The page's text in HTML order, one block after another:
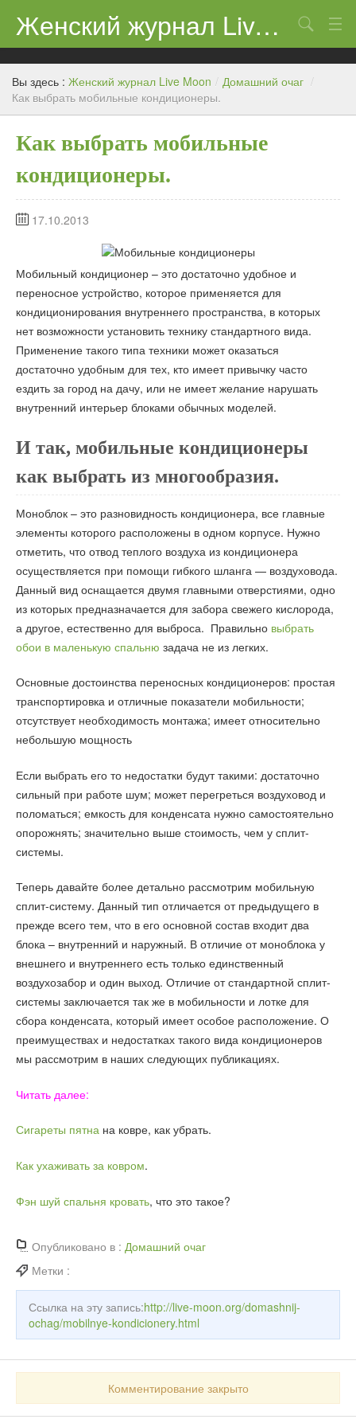
Женский журнал Live Moon
Дети
Домашний очаг
Новости
Поиск
Вы здесь : Женский журнал Live Moon / Домашний очаг /
Как выбрать мобильные кондиционеры.
Как выбрать мобильные
кондиционеры.
17.10.2013
Мобильный кондиционер – это достаточно удобное и
переносное устройство, которое применяется для
кондиционирования внутреннего пространства, в которых
нет возможности установить технику стандартного вида.
Применение такого типа техники может оказаться
достаточно удобным для тех, кто имеет привычку часто
ездить за город на дачу, или не имеет желание нарушать
внутренний интерьер блоками обычных моделей.
И так, мобильные кондиционеры
как выбрать из многообразия.
Моноблок – это разновидность кондиционера, все главные
элементы которого расположены в одном корпусе. Нужно
отметить, что отвод теплого воздуха из кондиционера
осуществляется при помощи гибкого шланга — воздуховода.
Данный вид оснащается двумя главными отверстиями, одно
из которых предназначается для забора свежего кислорода,
а другое, естественно для выброса. Правильно выбрать
обои в маленькую спальню задача не из легких.
Основные достоинства переносных кондиционеров: простая
транспортировка и отличные показатели мобильности;
отсутствует необходимость монтажа; имеет относительно
небольшую мощность
Если выбрать его то недостатки будут такими: достаточно
сильный при работе шум; может перегреться воздуховод и
поломаться; емкость для конденсата нужно самостоятельно
опорожнять; значительно выше стоимость, чем у сплит-
системы.
Теперь давайте более детально рассмотрим мобильную
сплит-систему. Данный тип отличается от предыдущего в
прежде всего тем, что в его основной состав входит два
блока – внутренний и наружный. В отличие от моноблока у
внешнего и внутреннего есть только единственный
воздухозабор и один выход. Отличие от стандартной сплит-
системы заключается так же в мобильности и лотке для
сбора конденсата, который имеет особое расположение. О
преимуществах и недостатках такого вида кондиционеров
мы рассмотрим в наших следующих публикациях.
Читать далее:
Сигареты пятна на ковре, как убрать.
Как ухаживать за ковром.
Фэн шуй спальня кровать, что это такое?
Опубликовано в : Домашний очаг
Метки :
Ссылка на эту запись:http://live-moon.org/domashnij-
ochag/mobilnye-kondicionery.html
Комментирование закрыто